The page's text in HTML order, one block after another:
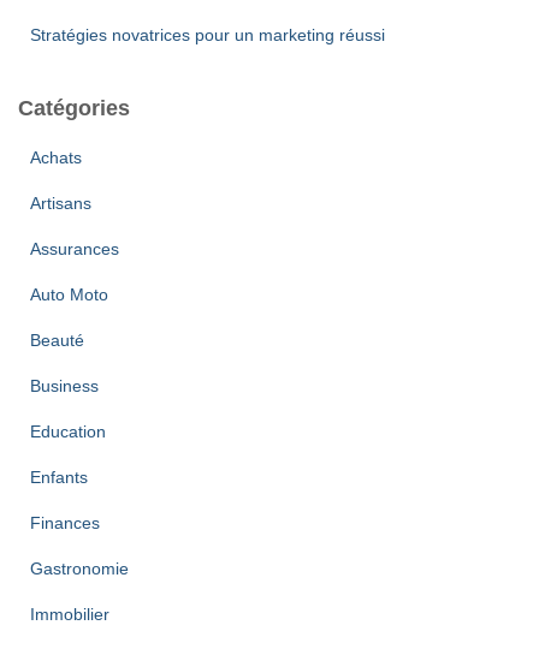
Stratégies novatrices pour un marketing réussi
Catégories
Achats
Artisans
Assurances
Auto Moto
Beauté
Business
Education
Enfants
Finances
Gastronomie
Immobilier